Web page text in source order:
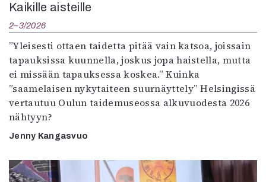
Kaikille aisteille
2–3/2026
”Yleisesti ottaen taidetta pitää vain katsoa, joissain
tapauksissa kuunnella, joskus jopa haistella, mutta
ei missään tapauksessa koskea.” Kuinka
”saamelaisen nykytaiteen suurnäyttely” Helsingissä
vertautuu Oulun taidemuseossa alkuvuodesta 2026
nähtyyn?
Jenny Kangasvuo